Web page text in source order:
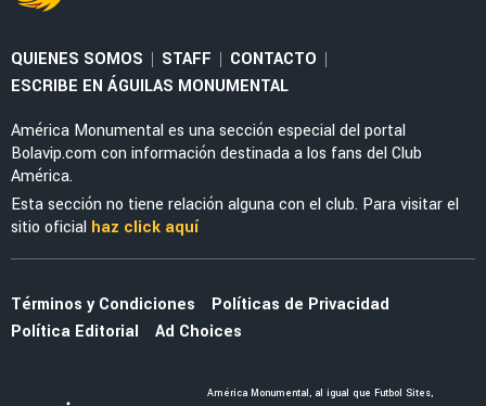
LIGA MX
¿A dónde va? Rodrigo Dourado ya tiene
equipo tras salir de América